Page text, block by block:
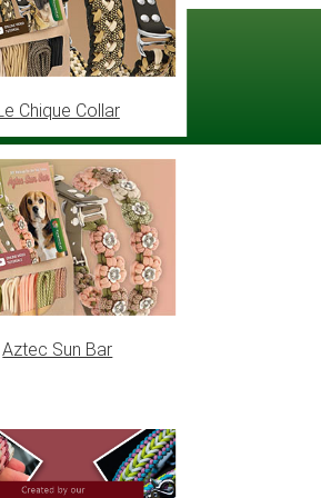
Chique Collar
Aztec Sun Bar